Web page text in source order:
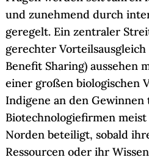
und zunehmend durch
geregelt. Ein zentraler
gerechter Vorteilsausgleich
Benefit Sharing) aussehen
einer großen biologischen
Indigene an den
Biotechnologiefirmen meist
Norden beteiligt, sobald
Ressourcen oder ihr